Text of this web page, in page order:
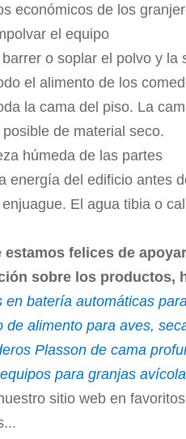
económicos de los
el equipo
o soplar el polvo y
el alimento de los
la cama del piso. La
de material seco.
húmeda de las partes
energía del edificio antes
El agua tibia o
estamos felices de
sobre los productos,
en batería automáticas
de alimento para aves,
Plasson de cama
para granjas
sitio web en